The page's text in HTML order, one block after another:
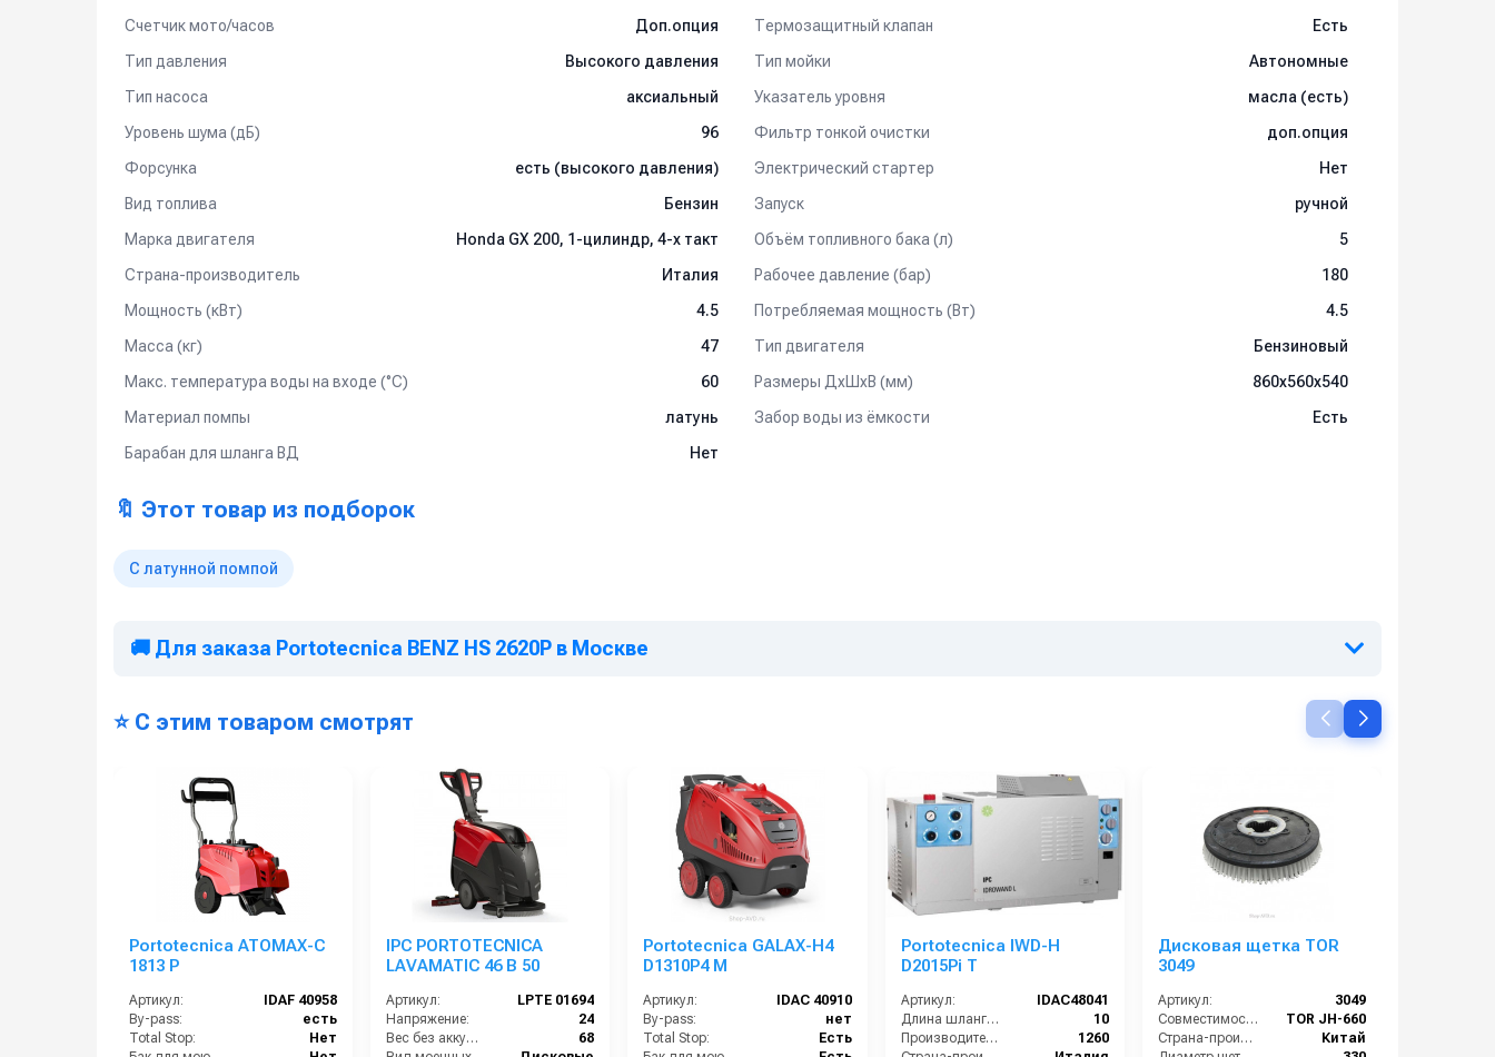
Счетчик мото/часов
Доп.опция Термозащитный клапан
Есть
Тип давления
Высокого давления Тип мойки
Автономные
Тип насоса
аксиальный Указатель уровня
масла (есть)
Уровень шума (дБ)
96 Фильтр тонкой очистки
доп.опция
Форсунка
есть (высокого давления) Электрический стартер
Нет
Вид топлива
Бензин Запуск
ручной
Марка двигателя
Honda GX 200, 1-цилиндр, 4-х такт Объём топливного бака (л)
5
Страна-производитель
Италия Рабочее давление (бар)
180
Мощность (кВт)
4.5 Потребляемая мощность (Вт)
4.5
Масса (кг)
47 Тип двигателя
Бензиновый
Макс. температура воды на входе (°C)
60 Размеры ДхШхВ (мм)
860x560x540
Материал помпы
латунь Забор воды из ёмкости
Есть
Барабан для шланга ВД
Нет
🔖 Этот товар из подборок
С латунной помпой
🚚 Для заказа Portotecnica BENZ HS 2620P в Москве
⭐ С этим товаром смотрят
Portotecnica ATOMAX-C
1813 P
Артикул:
IDAF 40958
By-pass:
есть
Total Stop:
Нет
IPC PORTOTECNICA
LAVAMATIC 46 B 50
Артикул:
LPTE 01694
Напряжение:
24
Вес без аккумуляторов (кг):
68
Portotecnica GALAX-H4
D1310P4 М
Артикул:
IDAC 40910
By-pass:
нет
Total Stop:
Есть
Portotecnica IWD-H
D2015Pi T
Артикул:
IDAC48041
Длина шланга ВД (м):
10
Производительность (л/ч):
1260
Дисковая щетка TOR
3049
Артикул:
3049
Совместимость:
TOR JH-660
Страна-производитель:
Китай